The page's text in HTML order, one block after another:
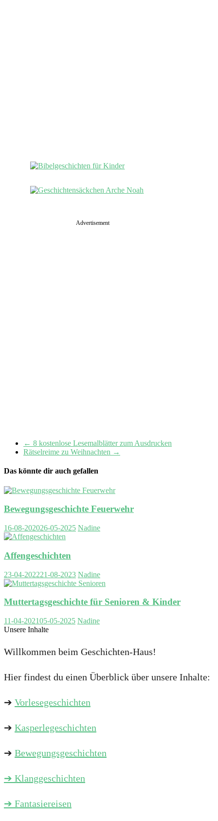
Advertisement
← 8 kostenlose Lesemalblätter zum Ausdrucken
Rätselreime zu Weihnachten →
Das könnte dir auch gefallen
Bewegungsgeschichte Feuerwehr
16-08-202026-05-2025 Nadine
Affengeschichten
23-04-202221-08-2023 Nadine
Muttertagsgeschichte für Senioren & Kinder
11-04-202105-05-2025 Nadine
Unsere Inhalte
Willkommen beim Geschichten-Haus!
Hier findest du einen Überblick über unsere Inhalte:
➔ Vorlesegeschichten
➔ Kasperlegeschichten
➔ Bewegungsgeschichten
➔ Klanggeschichten
➔ Fantasiereisen